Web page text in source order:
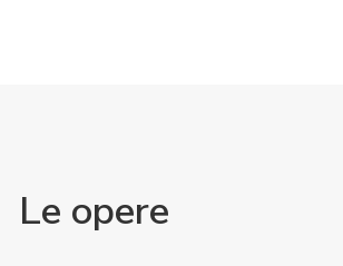
Le opere